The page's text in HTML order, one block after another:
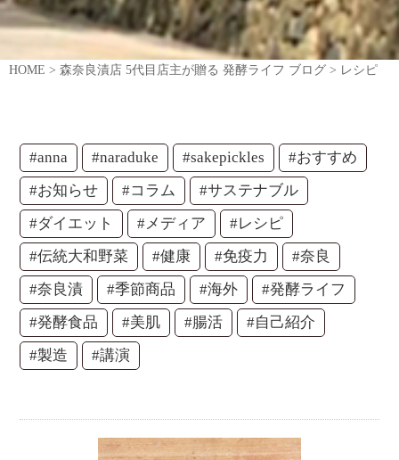
HOME > 森奈良漬店 5代目店主が贈る 発酵ライフ ブログ > レシピ
#anna #naraduke #sakepickles
#おすすめ
#お知らせ
#コラム
#サステナブル
#ダイエット
#メディア
#レシピ
#伝統大和野菜
#健康 #免疫力
#奈良
#奈良漬
#季節商品 #海外
#発酵ライフ
#発酵食品
#美肌 #腸活
#自己紹介
#製造
#講演